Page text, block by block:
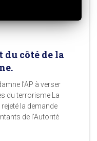
du côté de la
l’AP à verser
du terrorisme La
la demande
de l’Autorité